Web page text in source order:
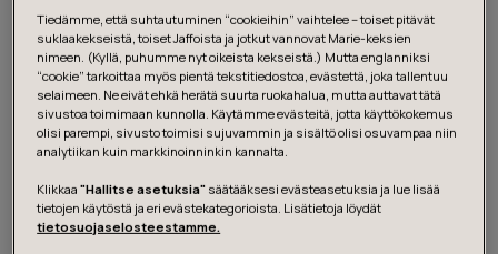
Tiedämme, että suhtautuminen “cookieihin” vaihtelee – toiset pitävät
suklaakekseistä, toiset Jaffoista ja jotkut vannovat Marie-keksien
nimeen. (Kyllä, puhumme nyt oikeista kekseistä.) Mutta englanniksi
“cookie” tarkoittaa myös pientä tekstitiedostoa, evästettä, joka tallentuu
selaimeen. Ne eivät ehkä herätä suurta ruokahalua, mutta auttavat tätä
sivustoa toimimaan kunnolla. Käytämme evästeitä, jotta käyttökokemus
olisi parempi, sivusto toimisi sujuvammin ja sisältö olisi osuvampaa niin
analytiikan kuin markkinoinninkin kannalta.
Klikkaa"Hallitse asetuksia" säätääksesi evästeasetuksia ja lue lisää
tietojen käytöstä ja eri evästekategorioista. Lisätietoja löydät
tietosuojaselosteestamme.